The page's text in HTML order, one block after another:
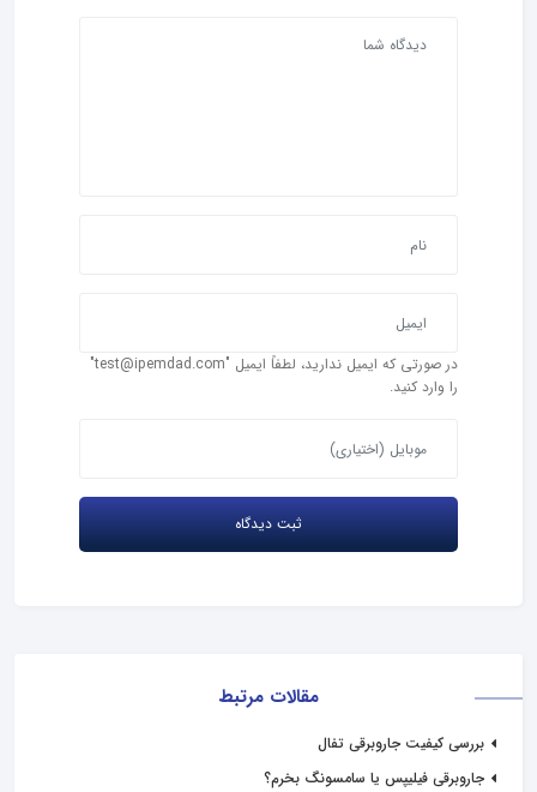
مقالات مرتبط
بررسی کیفیت جاروبرقی تفال
جاروبرقی فیلیپس یا سامسونگ بخرم؟
در صورتی که ایمیل ندارید، لطفاً ایمیل "test@ipemdad.com"
را وارد کنید.